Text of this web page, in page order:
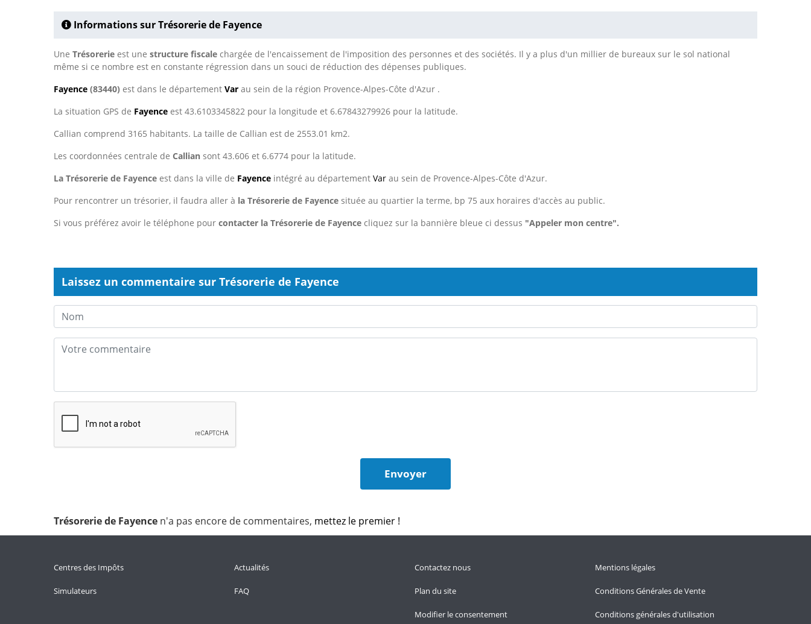
Informations sur Trésorerie de Fayence
Une Trésorerie est une structure fiscale chargée de l'encaissement de l'imposition des personnes et des sociétés. Il y a plus d'un millier de bureaux sur le sol national
même si ce nombre est en constante régression dans un souci de réduction des dépenses publiques.
Fayence (83440) est dans le département Var au sein de la région Provence-Alpes-Côte d'Azur .
La situation GPS de Fayence est 43.6103345822 pour la longitude et 6.67843279926 pour la latitude.
Callian comprend 3165 habitants. La taille de Callian est de 2553.01 km2.
Les coordonnées centrale de Callian sont 43.606 et 6.6774 pour la latitude.
La Trésorerie de Fayence est dans la ville de Fayence intégré au département Var au sein de Provence-Alpes-Côte d'Azur.
Pour rencontrer un trésorier, il faudra aller à la Trésorerie de Fayence située au quartier la terme, bp 75 aux horaires d'accès au public.
Si vous préférez avoir le téléphone pour contacter la Trésorerie de Fayence cliquez sur la bannière bleue ci dessus "Appeler mon centre".
Laissez un commentaire sur Trésorerie de Fayence
Trésorerie de Fayence n'a pas encore de commentaires, mettez le premier !
Centres des Impôts
Simulateurs
Actualités
FAQ
Contactez nous
Plan du site
Modifier le consentement
Mentions légales
Conditions Générales de Vente
Conditions générales d'utilisation